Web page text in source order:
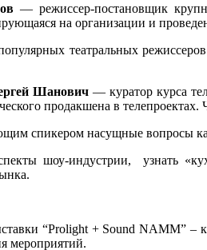
— режиссер-постановщик
на организации и
театральных
Шанович— куратор курса
продакшена в телепроектах.
спикером насущные вопросы
шоу-индустрии, узнать
“Prolight + Sound NAMM”
мероприятий.